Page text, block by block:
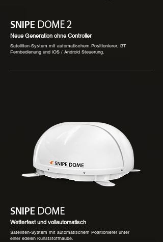
SNIPE DOME 2
Neue Generation ohne Controller
Satelliten-System mit automatischem Positionierer, BT
Fernbedienung und iOS / Android Steuerung.
SNIPE DOME
Wetterfest und vollautomatisch
Satelliten-System mit automatischem Positionierer unter
einer edelen Kunststoffhaube.